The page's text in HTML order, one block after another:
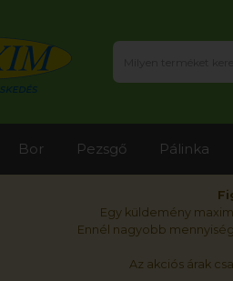
Egy küldemény
Ennél nagyobb
Az akciós árak
Bor Pezsgő Pálinka